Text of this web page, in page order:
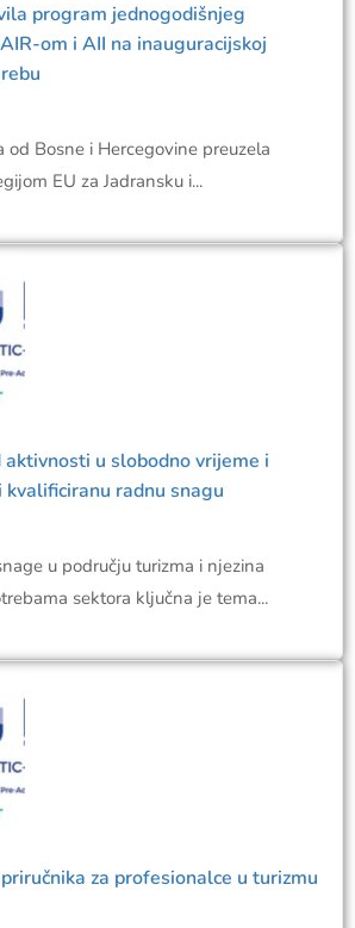
program jednogodišnjeg
om i AII na inauguracijskoj
Bosne i Hercegovine preuzela
EU za Jadransku i...
aktivnosti u slobodno vrijeme i
radnu snagu
u području turizma i njezina
sektora ključna je tema...
za profesionalce u turizmu